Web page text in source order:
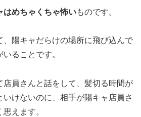
はめちゃくちゃ怖いものです。
、陽キャだらけの場所に飛び込んで
ることです。
店員さんと話をして、髪切る時間が
けないのに、相手が陽キャ店員さ
えます。